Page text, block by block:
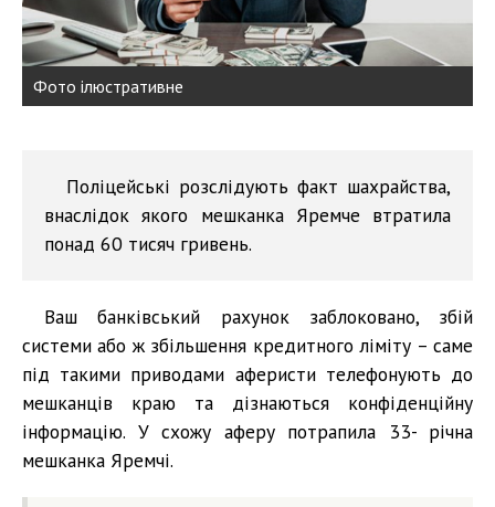
Фото ілюстративне
Поліцейські розслідують факт шахрайства,
внаслідок якого мешканка Яремче втратила
понад 60 тисяч гривень.
Ваш банківський рахунок заблоковано, збій
системи або ж збільшення кредитного ліміту – саме
під такими приводами аферисти телефонують до
мешканців краю та дізнаються конфіденційну
інформацію. У схожу аферу потрапила 33- річна
мешканка Яремчі.